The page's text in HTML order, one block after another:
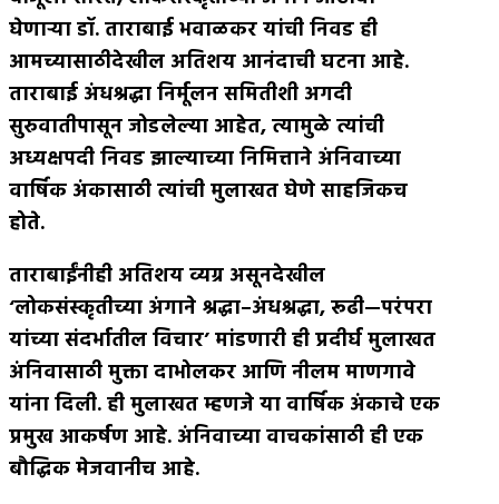
घेणार्‍या डॉ.ताराबाई भवाळकर यांची निवड ही
आमच्यासाठीदेखील अतिशय आनंदाची घटना आहे.
ताराबाई अंधश्रद्धा निर्मूलन समितीशी अगदी
सुरुवातीपासून जोडलेल्या आहेत,त्यामुळे त्यांची
अध्यक्षपदी निवड झाल्याच्या निमित्ताने अंनिवाच्या
वार्षिक अंकासाठी त्यांची मुलाखत घेणे साहजिकच
होते.
ताराबाईंनीही अतिशय व्यग्र असूनदेखील
‘लोकसंस्कृतीच्या अंगाने श्रद्धा–अंधश्रद्धा,रूढी—परंपरा
यांच्या संदर्भातील विचार’ मांडणारी ही प्रदीर्घ मुलाखत
अंनिवासाठी मुक्ता दाभोलकर आणि नीलम माणगावे
यांना दिली.ही मुलाखत म्हणजे या वार्षिक अंकाचे एक
प्रमुख आकर्षण आहे. अंनिवाच्या वाचकांसाठी ही एक
बौद्धिक मेजवानीच आहे.